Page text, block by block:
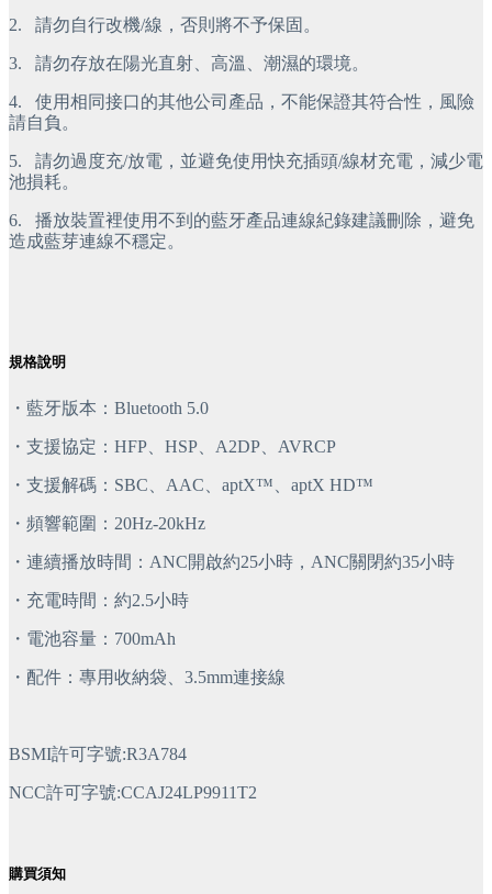
2. 請勿自行改機/線，否則將不予保固。
3. 請勿存放在陽光直射、高溫、潮濕的環境。
4.
使用相同接口的其他公司產品，不能保證其符合性，風險
請自負。
5.
請勿過度充/放電，並避免使用快充插頭/線材充電，減少電
池損耗。
6.
播放裝置裡使用不到的藍牙產品連線紀錄建議刪除，避免
造成藍芽連線不穩定。
規格說明
・藍牙版本：Bluetooth 5.0
・支援協定：HFP、HSP、A2DP、AVRCP
・支援解碼：SBC、AAC、aptX™、aptX HD™
・頻響範圍：20Hz-20kHz
・連續播放時間：ANC開啟約25小時，ANC關閉約35小時
・充電時間：約2.5小時
・電池容量：700mAh
・配件：專用收納袋、3.5mm連接線
BSMI許可字號:R3A784
NCC許可字號:CCAJ24LP9911T2
購買須知